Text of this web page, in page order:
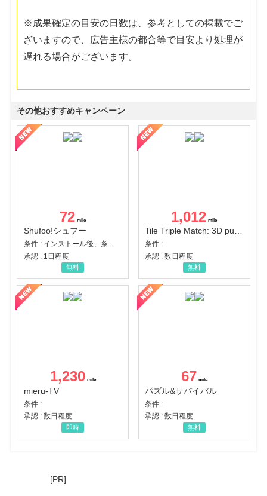
※成果確定の目安の日数は、参考としての掲載でご
ざいますので、広告主様の都合等で目安より処理が
遅れる場合がございます。
その他おすすめキャンペーン
72
Shufoo!シュフー
条件 : インストール後、条件達成
承認 : 1日程度
無料
1,012
Tile Triple Match: 3D puzzle
条件 :
承認 : 数日程度
無料
1,230
mieru-TV
条件 :
承認 : 数日程度
即時
67
パズル&サバイバル
条件 :
承認 : 数日程度
無料
[PR]